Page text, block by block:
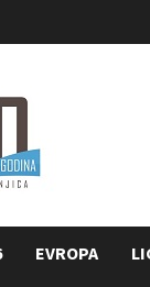
EVROPA